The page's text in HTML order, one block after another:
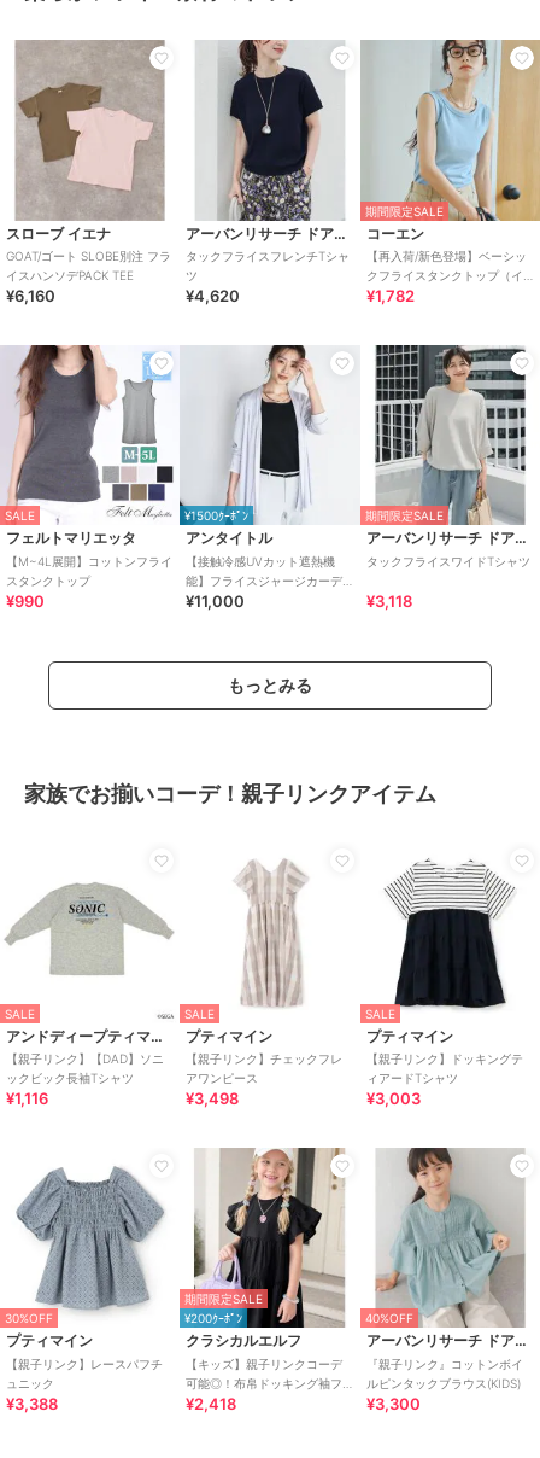
スローブ イエナ
GOAT/ゴート SLOBE別注 フラ
イスハンソデPACK TEE
¥6,160
アーバンリサーチ ドアーズ
タックフライスフレンチTシャ
ツ
¥4,620
期間限定SALE
コーエン
【再入荷/新色登場】ベーシッ
クフライスタンクトップ（イ
ンフルエンサー紹介アイテ
¥1,782
SALE
フェルトマリエッタ
【M~4L展開】コットンフライ
スタンクトップ
¥990
¥1500ｸｰﾎﾟﾝ
アンタイトル
【接触冷感UVカット遮熱機
能】フライスジャージカーデ
ィガン
¥11,000
期間限定SALE
アーバンリサーチ ドアーズ
タックフライスワイドTシャツ
¥3,118
もっとみる
家族でお揃いコーデ！親子リンクアイテム
SALE
アンドディープティマイン
【親子リンク】【DAD】ソニ
ックビック長袖Tシャツ
¥1,116
SALE
プティマイン
【親子リンク】チェックフレ
アワンピース
¥3,498
SALE
プティマイン
【親子リンク】ドッキングテ
ィアードTシャツ
¥3,003
30%OFF
プティマイン
【親子リンク】レースパフチ
ュニック
¥3,388
期間限定SALE
¥200ｸｰﾎﾟﾝ
クラシカルエルフ
【キッズ】親子リンクコーデ
可能◎！布帛ドッキング袖フ
リルティアードワンピース
¥2,418
40%OFF
アーバンリサーチ ドアーズ
『親子リンク』コットンボイ
ルピンタックブラウス(KIDS)
¥3,300